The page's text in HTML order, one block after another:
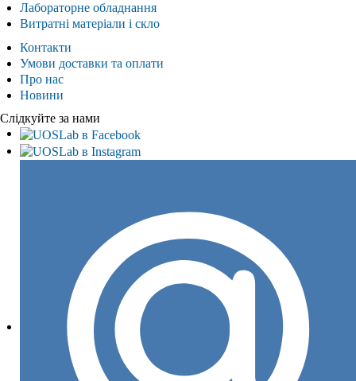
Лабораторне обладнання
Витратні матеріали і скло
Контакти
Умови доставки та оплати
Про нас
Новини
Слідкуйте за нами